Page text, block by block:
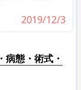
2019/12/3
病態・術式・